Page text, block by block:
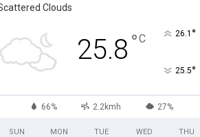
Clouds
25.8 °C 26.1 °
25.5°
66% 2.2kmh 27%
SUN MON TUE WED THU